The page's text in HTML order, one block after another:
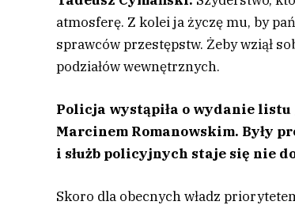
atmosferę. Z kolei ja życzę mu, by
sprawców przestępstw. Żeby wziął
podziałów wewnętrznych.
Policja wystąpiła o wydanie
Marcinem Romanowskim. Były
i służb policyjnych staje się nie
Skoro dla obecnych władz